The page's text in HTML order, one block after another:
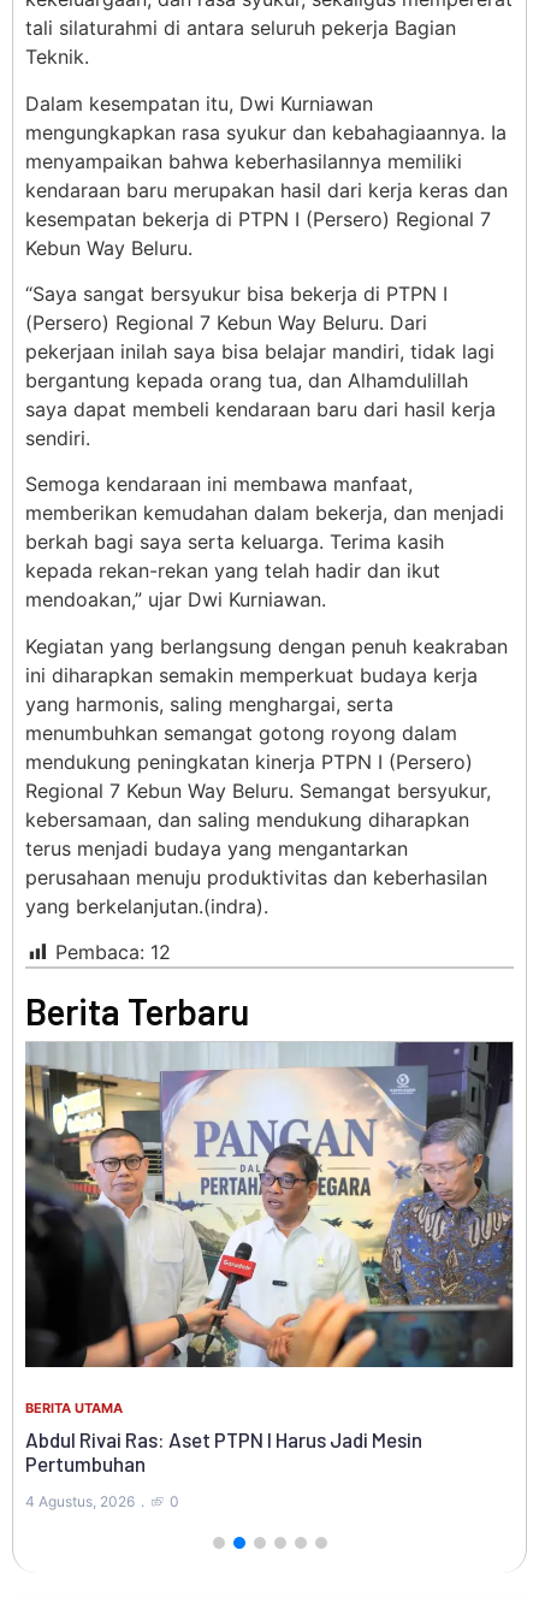
tali silaturahmi di antara seluruh pekerja Bagian
Teknik.
Dalam kesempatan itu, Dwi Kurniawan
mengungkapkan rasa syukur dan kebahagiaannya. Ia
menyampaikan bahwa keberhasilannya memiliki
kendaraan baru merupakan hasil dari kerja keras dan
kesempatan bekerja di PTPN I (Persero) Regional 7
Kebun Way Beluru.
“Saya sangat bersyukur bisa bekerja di PTPN I
(Persero) Regional 7 Kebun Way Beluru. Dari
pekerjaan inilah saya bisa belajar mandiri, tidak lagi
bergantung kepada orang tua, dan Alhamdulillah
saya dapat membeli kendaraan baru dari hasil kerja
sendiri.
Semoga kendaraan ini membawa manfaat,
memberikan kemudahan dalam bekerja, dan menjadi
berkah bagi saya serta keluarga. Terima kasih
kepada rekan-rekan yang telah hadir dan ikut
mendoakan,” ujar Dwi Kurniawan.
Kegiatan yang berlangsung dengan penuh keakraban
ini diharapkan semakin memperkuat budaya kerja
yang harmonis, saling menghargai, serta
menumbuhkan semangat gotong royong dalam
mendukung peningkatan kinerja PTPN I (Persero)
Regional 7 Kebun Way Beluru. Semangat bersyukur,
kebersamaan, dan saling mendukung diharapkan
terus menjadi budaya yang mengantarkan
perusahaan menuju produktivitas dan keberhasilan
yang berkelanjutan.(indra).
Pembaca: 12
Berita Terbaru
BERITA UTAMA
Abdul Rivai Ras: Aset PTPN I Harus Jadi Mesin
Pertumbuhan
4 Agustus, 2026 0